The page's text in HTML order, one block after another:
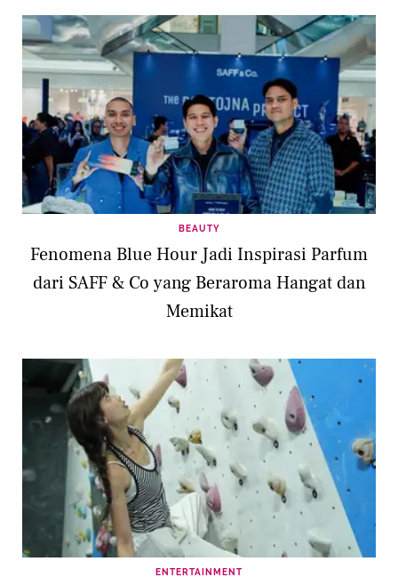
BEAUTY
Fenomena Blue Hour Jadi Inspirasi Parfum
dari SAFF & Co yang Beraroma Hangat dan
Memikat
ENTERTAINMENT